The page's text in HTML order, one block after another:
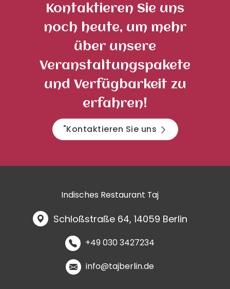
Kontaktieren Sie uns
noch heute, um mehr
über unsere
Veranstaltungspakete
und Verfügbarkeit zu
erfahren!
"Kontaktieren Sie uns
Indisches Restaurant Taj
Schloßstraße 64, 14059 Berlin
+49 030 3427234
info@tajberlin.de